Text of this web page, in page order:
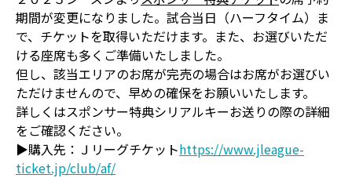
期間が変更になりました。試合当日（ハーフタイム）ま
で、チケットを取得いただけます。また、お選びいただ
ける座席も多くご準備いたしました。
但し、該当エリアのお席が完売の場合はお席がお選びい
ただけませんので、早めの確保をお願いいたします。
詳しくはスポンサー特典シリアルキーお送りの際の詳細
をご確認ください。
▶購入先：Ｊリーグチケットhttps://www.jleague-
ticket.jp/club/af/